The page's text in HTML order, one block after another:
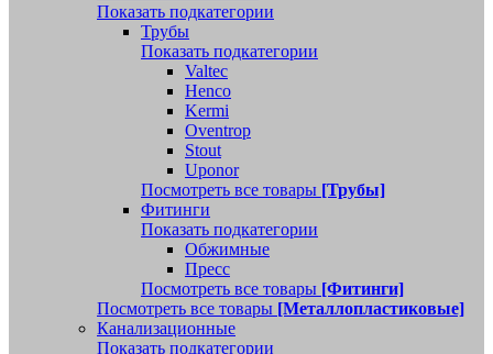
Показать подкатегории
Трубы
Показать подкатегории
Valtec
Henco
Kermi
Oventrop
Stout
Uponor
Посмотреть все товары [Трубы]
Фитинги
Показать подкатегории
Обжимные
Пресс
Посмотреть все товары [Фитинги]
Посмотреть все товары [Металлопластиковые]
Канализационные
Показать подкатегории